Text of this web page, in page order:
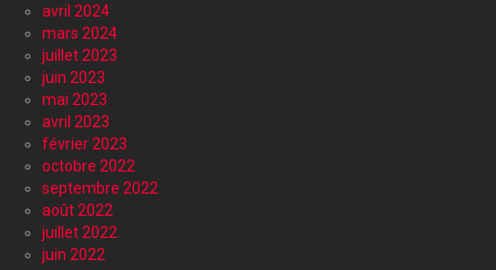
avril 2024
mars 2024
juillet 2023
juin 2023
mai 2023
avril 2023
février 2023
octobre 2022
septembre 2022
août 2022
juillet 2022
juin 2022